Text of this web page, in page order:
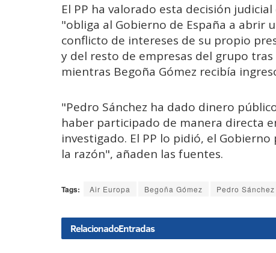
El PP ha valorado esta decisión
"obliga al Gobierno de España a abrir
conflicto de intereses de su propio
y del resto de empresas del grupo
mientras Begoña Gómez recibía
"Pedro Sánchez ha dado dinero
haber participado de manera directa
investigado. El PP lo pidió, el
la razón", añaden las fuentes.
Tags: Air Europa Begoña Gómez Pedro Sánchez
RelacionadoEntradas